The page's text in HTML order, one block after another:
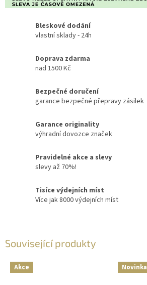
Bleskové dodání
vlastní sklady - 24h
Doprava zdarma
nad 1500 Kč
Bezpečné doručení
garance bezpečné přepravy zásilek
Garance originality
výhradní dovozce značek
Pravidelné akce a slevy
slevy až 70%!
Tisíce výdejních míst
Více jak 8000 výdejních míst
Související produkty
Akce Novinka